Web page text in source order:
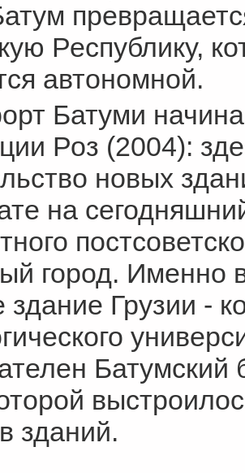
Республику,
автономной.
Батуми
Роз (2004):
новых
на
город. Именно
здание Грузии -
Батумский
зданий.